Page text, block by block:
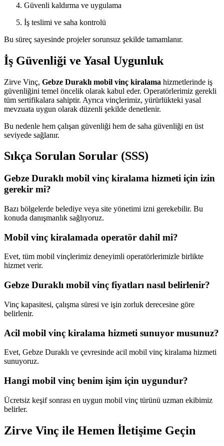
Güvenli kaldırma ve uygulama
İş teslimi ve saha kontrolü
Bu süreç sayesinde projeler sorunsuz şekilde tamamlanır.
İş Güvenliği ve Yasal Uygunluk
Zirve Vinç, Gebze Duraklı mobil vinç kiralama hizmetlerinde iş
güvenliğini temel öncelik olarak kabul eder. Operatörlerimiz gerekli
tüm sertifikalara sahiptir. Ayrıca vinçlerimiz, yürürlükteki yasal
mevzuata uygun olarak düzenli şekilde denetlenir.
Bu nedenle hem çalışan güvenliği hem de saha güvenliği en üst
seviyede sağlanır.
Sıkça Sorulan Sorular (SSS)
Gebze Duraklı mobil vinç kiralama hizmeti için izin
gerekir mi?
Bazı bölgelerde belediye veya site yönetimi izni gerekebilir. Bu
konuda danışmanlık sağlıyoruz.
Mobil vinç kiralamada operatör dahil mi?
Evet, tüm mobil vinçlerimiz deneyimli operatörlerimizle birlikte
hizmet verir.
Gebze Duraklı mobil vinç fiyatları nasıl belirlenir?
Vinç kapasitesi, çalışma süresi ve işin zorluk derecesine göre
belirlenir.
Acil mobil vinç kiralama hizmeti sunuyor musunuz?
Evet, Gebze Duraklı ve çevresinde acil mobil vinç kiralama hizmeti
sunuyoruz.
Hangi mobil vinç benim işim için uygundur?
Ücretsiz keşif sonrası en uygun mobil vinç türünü uzman ekibimiz
belirler.
Zirve Vinç ile Hemen İletişime Geçin